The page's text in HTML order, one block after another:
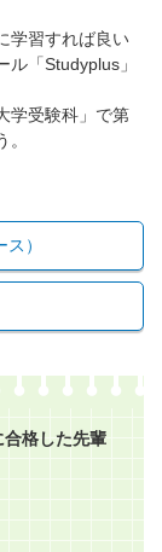
学習すれば良い
「Studyplus」
学受験科」で第
）
合格した先輩